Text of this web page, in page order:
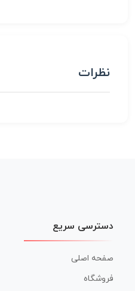
نظرات
دسترسی سریع
صفحه اصلی
فروشگاه